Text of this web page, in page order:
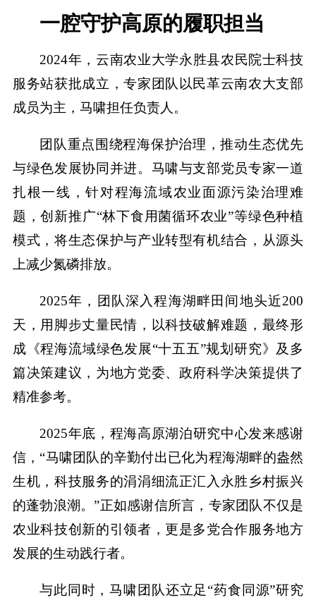
一腔守护高原的履职担当
2024年，云南农业大学永胜县农民院士科技
服务站获批成立，专家团队以民革云南农大支部
成员为主，马啸担任负责人。
团队重点围绕程海保护治理，推动生态优先
与绿色发展协同并进。马啸与支部党员专家一道
扎根一线，针对程海流域农业面源污染治理难
题，创新推广“林下食用菌循环农业”等绿色种植
模式，将生态保护与产业转型有机结合，从源头
上减少氮磷排放。
2025年，团队深入程海湖畔田间地头近200
天，用脚步丈量民情，以科技破解难题，最终形
成《程海流域绿色发展“十五五”规划研究》及多
篇决策建议，为地方党委、政府科学决策提供了
精准参考。
2025年底，程海高原湖泊研究中心发来感谢
信，“马啸团队的辛勤付出已化为程海湖畔的盎然
生机，科技服务的涓涓细流正汇入永胜乡村振兴
的蓬勃浪潮。”正如感谢信所言，专家团队不仅是
农业科技创新的引领者，更是多党合作服务地方
发展的生动践行者。
与此同时，马啸团队还立足“药食同源”研究